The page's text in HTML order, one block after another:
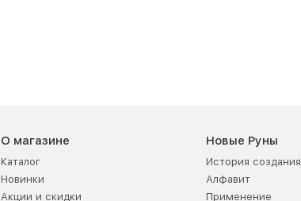
О магазине
Каталог
Новинки
Акции и скидки
Новые Руны
История создания
Алфавит
Применение